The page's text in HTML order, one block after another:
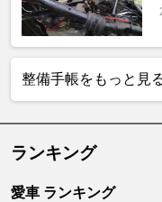
整備手帳をもっと見
ランキング
愛車 ランキング